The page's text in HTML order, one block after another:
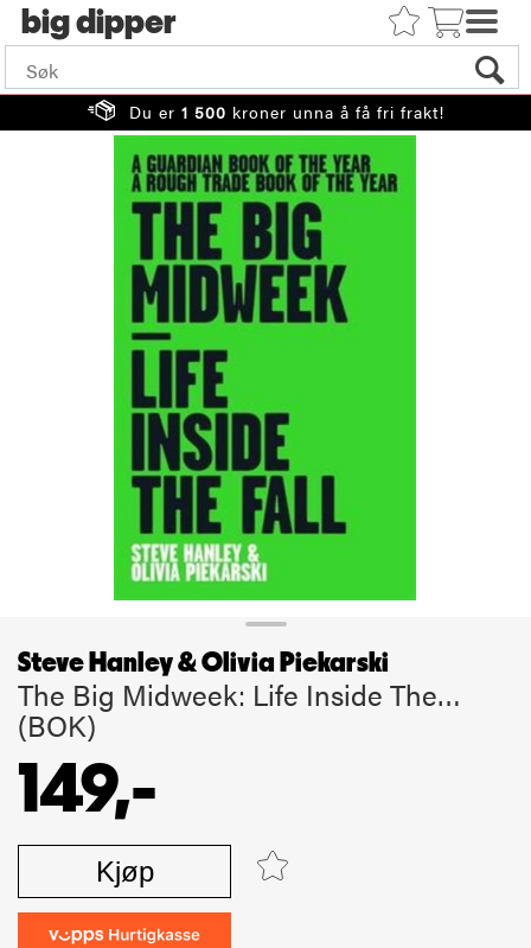
big
Du er 1 500 kroner unna å få fri frakt!
Steve Hanley & Olivia Piekarski
The Big Midweek: Life Inside The…
(BOK)
149,-
Kjøp